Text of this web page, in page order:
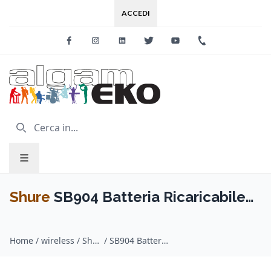
ACCEDI
FacebookInstagramLinkedinTwitter Youtube
Shure SB904 Batteria Ricaricabile
Home / wireless / Shure / SB904 Batteria Ricaricabile GLX-D+